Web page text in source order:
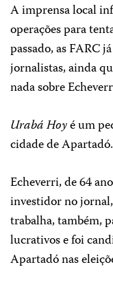
A imprensa local
operações para
passado, as FARC
jornalistas, ainda
nada sobre
Urabá Hoyé um
cidade de Apartadó.
Echeverri, de 64
investidor no
trabalha, também,
lucrativos e foi
Apartadó nas